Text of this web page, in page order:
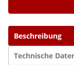
Beschreibung
Technische